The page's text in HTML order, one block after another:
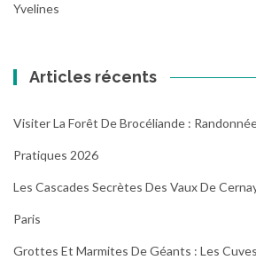
Yvelines
Articles récents
Visiter La Forêt De Brocéliande :
Pratiques 2026
Les Cascades Secrètes Des Vaux De
Paris
Grottes Et Marmites De Géants : Les